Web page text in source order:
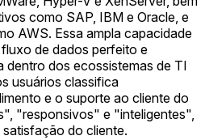
como SAP, IBM e Oracle, e
AWS. Essa ampla capacidade
de dados perfeito e
dentro dos ecossistemas de TI
usuários classifica
e o suporte ao cliente do
"responsivos" e "inteligentes",
do cliente.